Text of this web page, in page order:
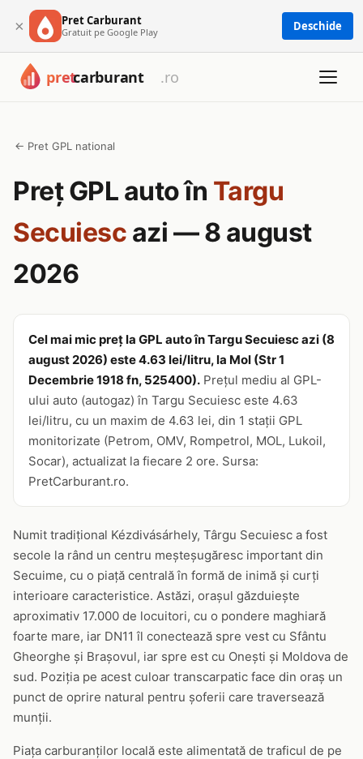
× Pret Carburant
Gratuit pe Google Play Deschide
← Pret GPL national
Preț GPL auto în Targu
Secuiesc azi — 8 august
2026
Cel mai mic preț la GPL auto în Targu Secuiesc azi (8
august 2026) este 4.63 lei/litru, la Mol (Str 1
Decembrie 1918 fn, 525400). Prețul mediu al GPL-
ului auto (autogaz) în Targu Secuiesc este 4.63
lei/litru, cu un maxim de 4.63 lei, din 1 stații GPL
monitorizate (Petrom, OMV, Rompetrol, MOL, Lukoil,
Socar), actualizat la fiecare 2 ore. Sursa:
PretCarburant.ro.
Numit tradițional Kézdivásárhely, Târgu Secuiesc a fost
secole la rând un centru meșteșugăresc important din
Secuime, cu o piață centrală în formă de inimă și curți
interioare caracteristice. Astăzi, orașul găzduiește
aproximativ 17.000 de locuitori, cu o pondere maghiară
foarte mare, iar DN11 îl conectează spre vest cu Sfântu
Gheorghe și Brașovul, iar spre est cu Onești și Moldova de
sud. Poziția pe acest culoar transcarpatic face din oraș un
punct de oprire natural pentru șoferii care traversează
munții.
Piața carburanților locală este alimentată de traficul de pe